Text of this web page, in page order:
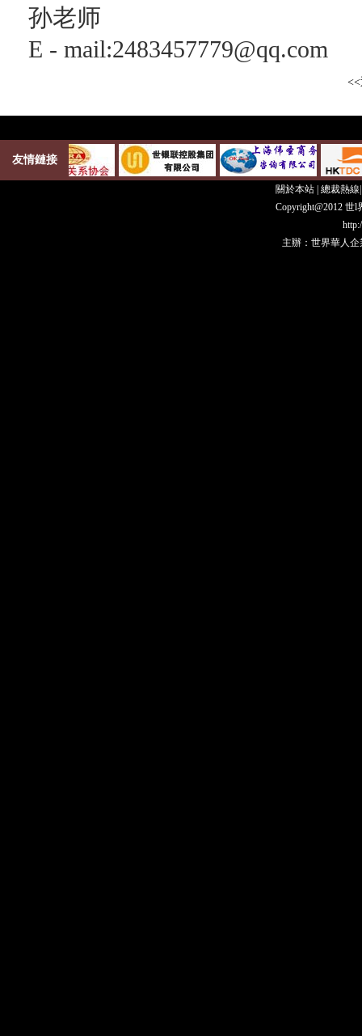
孙老师
E -
友情鏈接
關於本站| 總裁熱線
Copyright@2012 世
主辦：世界華人